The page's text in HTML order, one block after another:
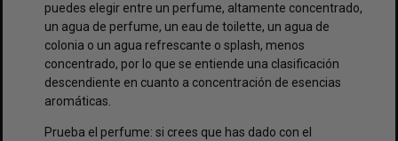
puedes elegir entre un perfume, altamente concentrado,
un agua de perfume, un eau de toilette, un agua de
colonia o un agua refrescante o splash, menos
concentrado, por lo que se entiende una clasificación
descendiente en cuanto a concentración de esencias
aromáticas.
Prueba el perfume: si crees que has dado con el